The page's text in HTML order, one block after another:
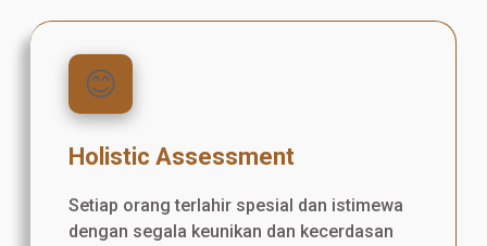
😊
Holistic Assessment
Setiap orang terlahir spesial dan istimewa
dengan segala keunikan dan kecerdasan